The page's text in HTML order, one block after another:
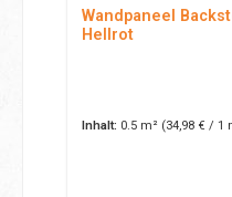
Wandpaneel
Hellrot
Inhalt: 0.5 m² (34,98 € / 1